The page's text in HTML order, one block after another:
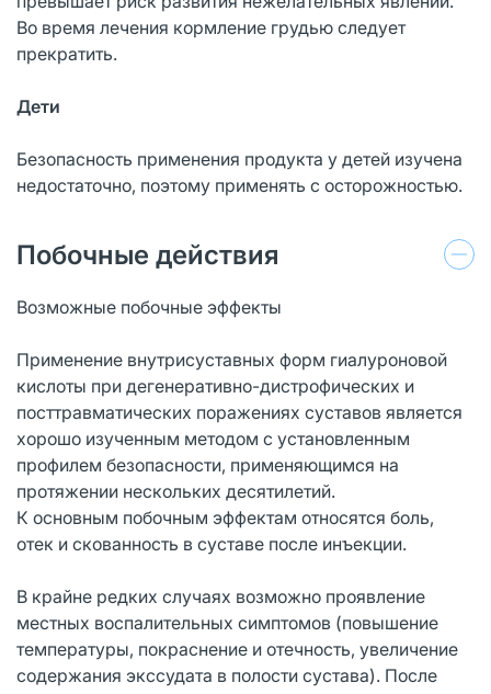
Во время лечения кормление грудью следует
прекратить.
Дети
Безопасность применения продукта у детей изучена
недостаточно, поэтому применять с осторожностью.
Побочные действия
Возможные побочные эффекты
Применение внутрисуставных форм гиалуроновой
кислоты при дегенеративно-дистрофических и
посттравматических поражениях суставов является
хорошо изученным методом с установленным
профилем безопасности, применяющимся на
протяжении нескольких десятилетий.
К основным побочным эффектам относятся боль,
отек и скованность в суставе после инъекции.
В крайне редких случаях возможно проявление
местных воспалительных симптомов (повышение
температуры, покраснение и отечность, увеличение
содержания экссудата в полости сустава). После